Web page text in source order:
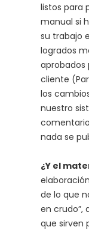
listos para
manual si
su trabajo
logrados
aprobados
cliente
los
nuestro
nada se
¿Y el
de lo que
en crudo”,
que sirven